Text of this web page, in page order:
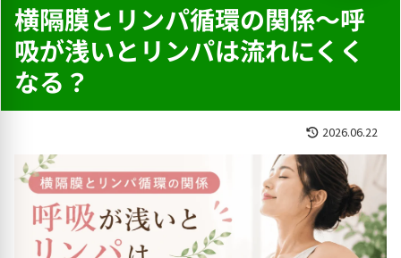
横隔膜とリンパ循環の関係～呼
吸が浅いとリンパは流れにくく
なる？
2026.06.22